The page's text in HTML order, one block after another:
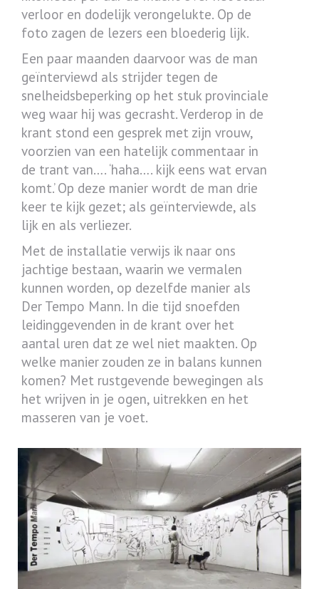
verloor en dodelijk verongelukte. Op de
foto zagen de lezers een bloederig lijk.
Een paar maanden daarvoor was de man
geïnterviewd als strijder tegen de
snelheidsbeperking op het stuk provinciale
weg waar hij was gecrasht. Verderop in de
krant stond een gesprek met zijn vrouw,
voorzien van een hatelijk commentaar in
de trant van…. ‘haha…. kijk eens wat ervan
komt.’ Op deze manier wordt de man drie
keer te kijk gezet; als geïnterviewde, als
lijk en als verliezer.
Met de installatie verwijs ik naar ons
jachtige bestaan, waarin we vermalen
kunnen worden, op dezelfde manier als
Der Tempo Mann. In die tijd snoefden
leidinggevenden in de krant over het
aantal uren dat ze wel niet maakten. Op
welke manier zouden ze in balans kunnen
komen? Met rustgevende bewegingen als
het wrijven in je ogen, uitrekken en het
masseren van je voet.